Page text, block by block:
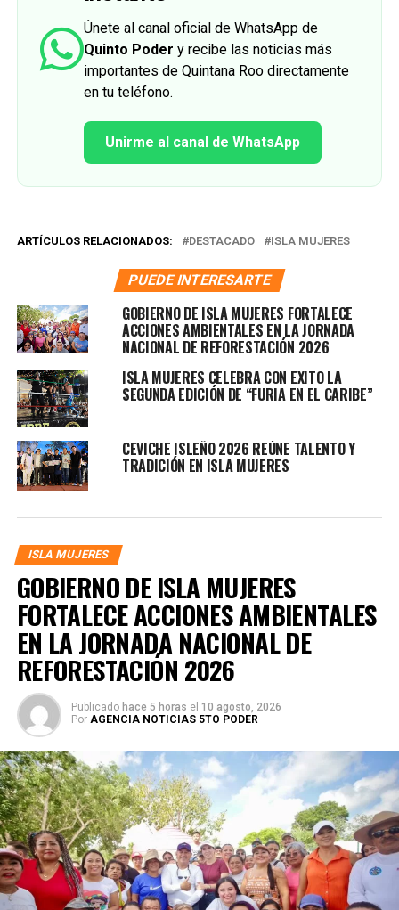
Únete al canal oficial de WhatsApp de
Quinto Poder y recibe las noticias más
importantes de Quintana Roo directamente
en tu teléfono.
Unirme al canal de WhatsApp
ARTÍCULOS RELACIONADOS: DESTACADO ISLA MUJERES
PUEDE INTERESARTE
GOBIERNO DE ISLA MUJERES FORTALECE
ACCIONES AMBIENTALES EN LA JORNADA
NACIONAL DE REFORESTACIÓN 2026
ISLA MUJERES CELEBRA CON ÉXITO LA
SEGUNDA EDICIÓN DE “FURIA EN EL CARIBE”
CEVICHE ISLEÑO 2026 REÚNE TALENTO Y
TRADICIÓN EN ISLA MUJERES
ISLA MUJERES
GOBIERNO DE ISLA MUJERES
FORTALECE ACCIONES AMBIENTALES
EN LA JORNADA NACIONAL DE
REFORESTACIÓN 2026
Publicado hace 5 horas el 10 agosto, 2026
Por AGENCIA NOTICIAS 5TO PODER